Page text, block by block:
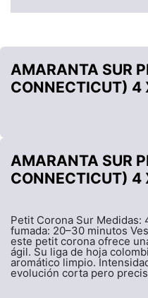
AMARANTA SUR
CONNECTICUT) 4
AMARANTA SUR
CONNECTICUT) 4
Petit Corona Sur Medidas:
fumada: 20–30 minutos
este petit corona ofrece
ágil. Su liga de hoja
aromático limpio.
evolución corta pero